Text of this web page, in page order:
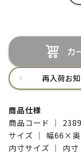
カ
再入荷お
商品仕様
商品コード ｜
サイズ ｜ 幅66×
内寸サイズ ｜ 内